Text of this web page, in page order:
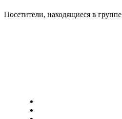
Посетители, находящиеся в группе